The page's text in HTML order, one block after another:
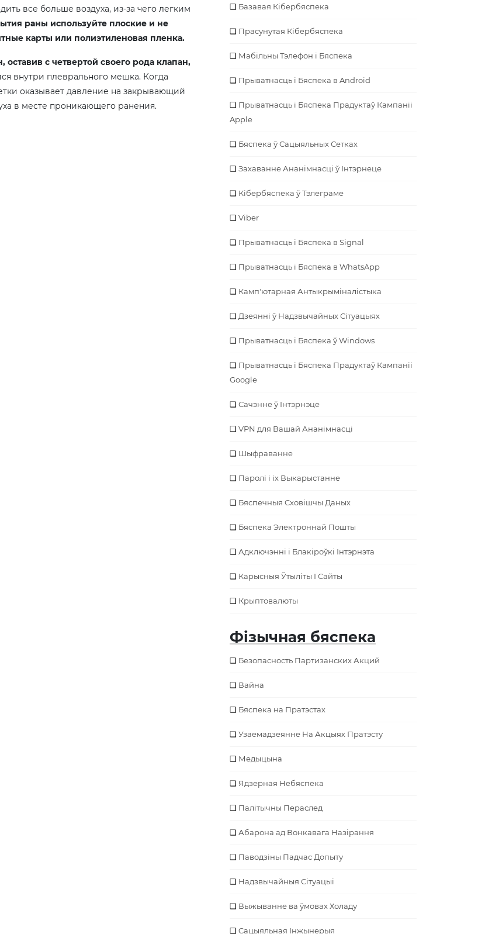
все больше воздуха, из-за чего легким
раны используйте плоские и не
карты или полиэтиленовая пленка.
с четвертой своего рода клапан,
внутри плеврального мешка. Когда
оказывает давление на закрывающий
в месте проникающего ранения.
Базавая Кібербяспека
Прасунутая Кібербяспека
Мабільны Тэлефон і Бяспека
Прыватнасць і Бяспека в Android
Прыватнасць і Бяспека Прадуктаў Кампаніі
Apple
Бяспека ў Сацыяльных Сетках
Захаванне Ананімнасці ў Інтэрнеце
Кібербяспека ў Тэлеграме
Viber
Прыватнасць і Бяспека в Signal
Прыватнасць і Бяспека в WhatsApp
Камп'ютарная Антыкрыміналістыка
Дзеянні ў Надзвычайных Сітуацыях
Прыватнасць і Бяспека ў Windows
Прыватнасць і Бяспека Прадуктаў Кампаніі
Google
Сачэнне ў Інтэрнэце
VPN для Вашай Ананімнасці
Шыфраванне
Паролі і іх Выкарыстанне
Бяспечныя Сховішчы Даных
Бяспека Электроннай Пошты
Адключэнні і Блакіроўкі Інтэрнэта
Карысныя Ўтыліты І Сайты
Крыптовалюты
Фізычная бяспека
Безопасность Партизанских Акций
Вайна
Бяспека на Пратэстах
Узаемадзеянне На Акцыях Пратэсту
Медыцына
Ядзерная Небяспека
Палітычны Пераслед
Абарона ад Вонкавага Назірання
Паводзіны Падчас Допыту
Надзвычайныя Сітуацыі
Выжыванне ва ўмовах Холаду
Cацыяльная Інжынерыя